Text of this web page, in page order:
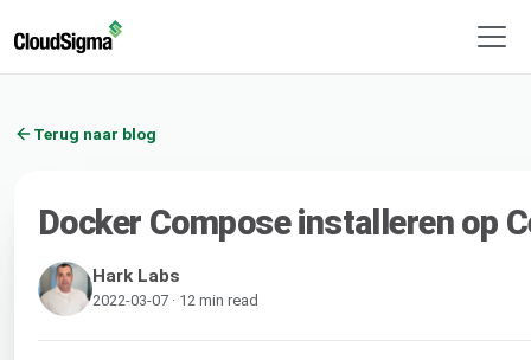
Terug naar blog
Docker Compose installeren op
Hark Labs
2022-03-07 · 12 min read